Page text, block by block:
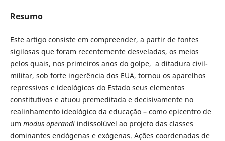
Resumo
Este artigo consiste em compreender, a partir de fontes
sigilosas que foram recentemente desveladas, os meios
pelos quais, nos primeiros anos do golpe, a ditadura civil-
militar, sob forte ingerência dos EUA, tornou os aparelhos
repressivos e ideológicos do Estado seus elementos
constitutivos e atuou premeditada e decisivamente no
realinhamento ideológico da educação – como epicentro de
um modus operandiindissolúvel ao projeto das classes
dominantes endógenas e exógenas. Ações coordenadas de